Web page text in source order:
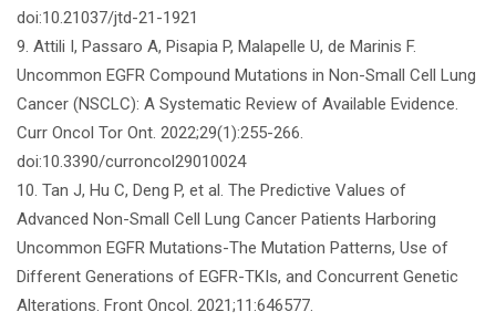
doi:10.21037/jtd-21-1921
9. Attili I, Passaro A, Pisapia P, Malapelle U, de Marinis F.
Uncommon EGFR Compound Mutations in Non-Small Cell Lung
Cancer (NSCLC): A Systematic Review of Available Evidence.
Curr Oncol Tor Ont. 2022;29(1):255-266.
doi:10.3390/curroncol29010024
10. Tan J, Hu C, Deng P, et al. The Predictive Values of
Advanced Non-Small Cell Lung Cancer Patients Harboring
Uncommon EGFR Mutations-The Mutation Patterns, Use of
Different Generations of EGFR-TKIs, and Concurrent Genetic
Alterations. Front Oncol. 2021;11:646577.